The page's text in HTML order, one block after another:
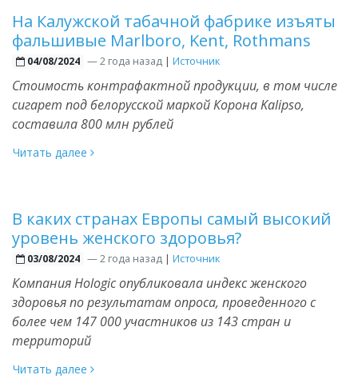
На Калужской табачной фабрике изъяты
фальшивые Marlboro, Kent, Rothmans
04/08/2024 —2 года назад | Источник
Стоимость контрафактной продукции, в том числе
сигарет под белорусской маркой Корона Kalipso,
составила 800 млн рублей
Читать далее
В каких странах Европы самый высокий
уровень женского здоровья?
03/08/2024 —2 года назад | Источник
Компания Hologic опубликовала индекс женского
здоровья по результатам опроса, проведенного с
более чем 147 000 участников из 143 стран и
территорий
Читать далее